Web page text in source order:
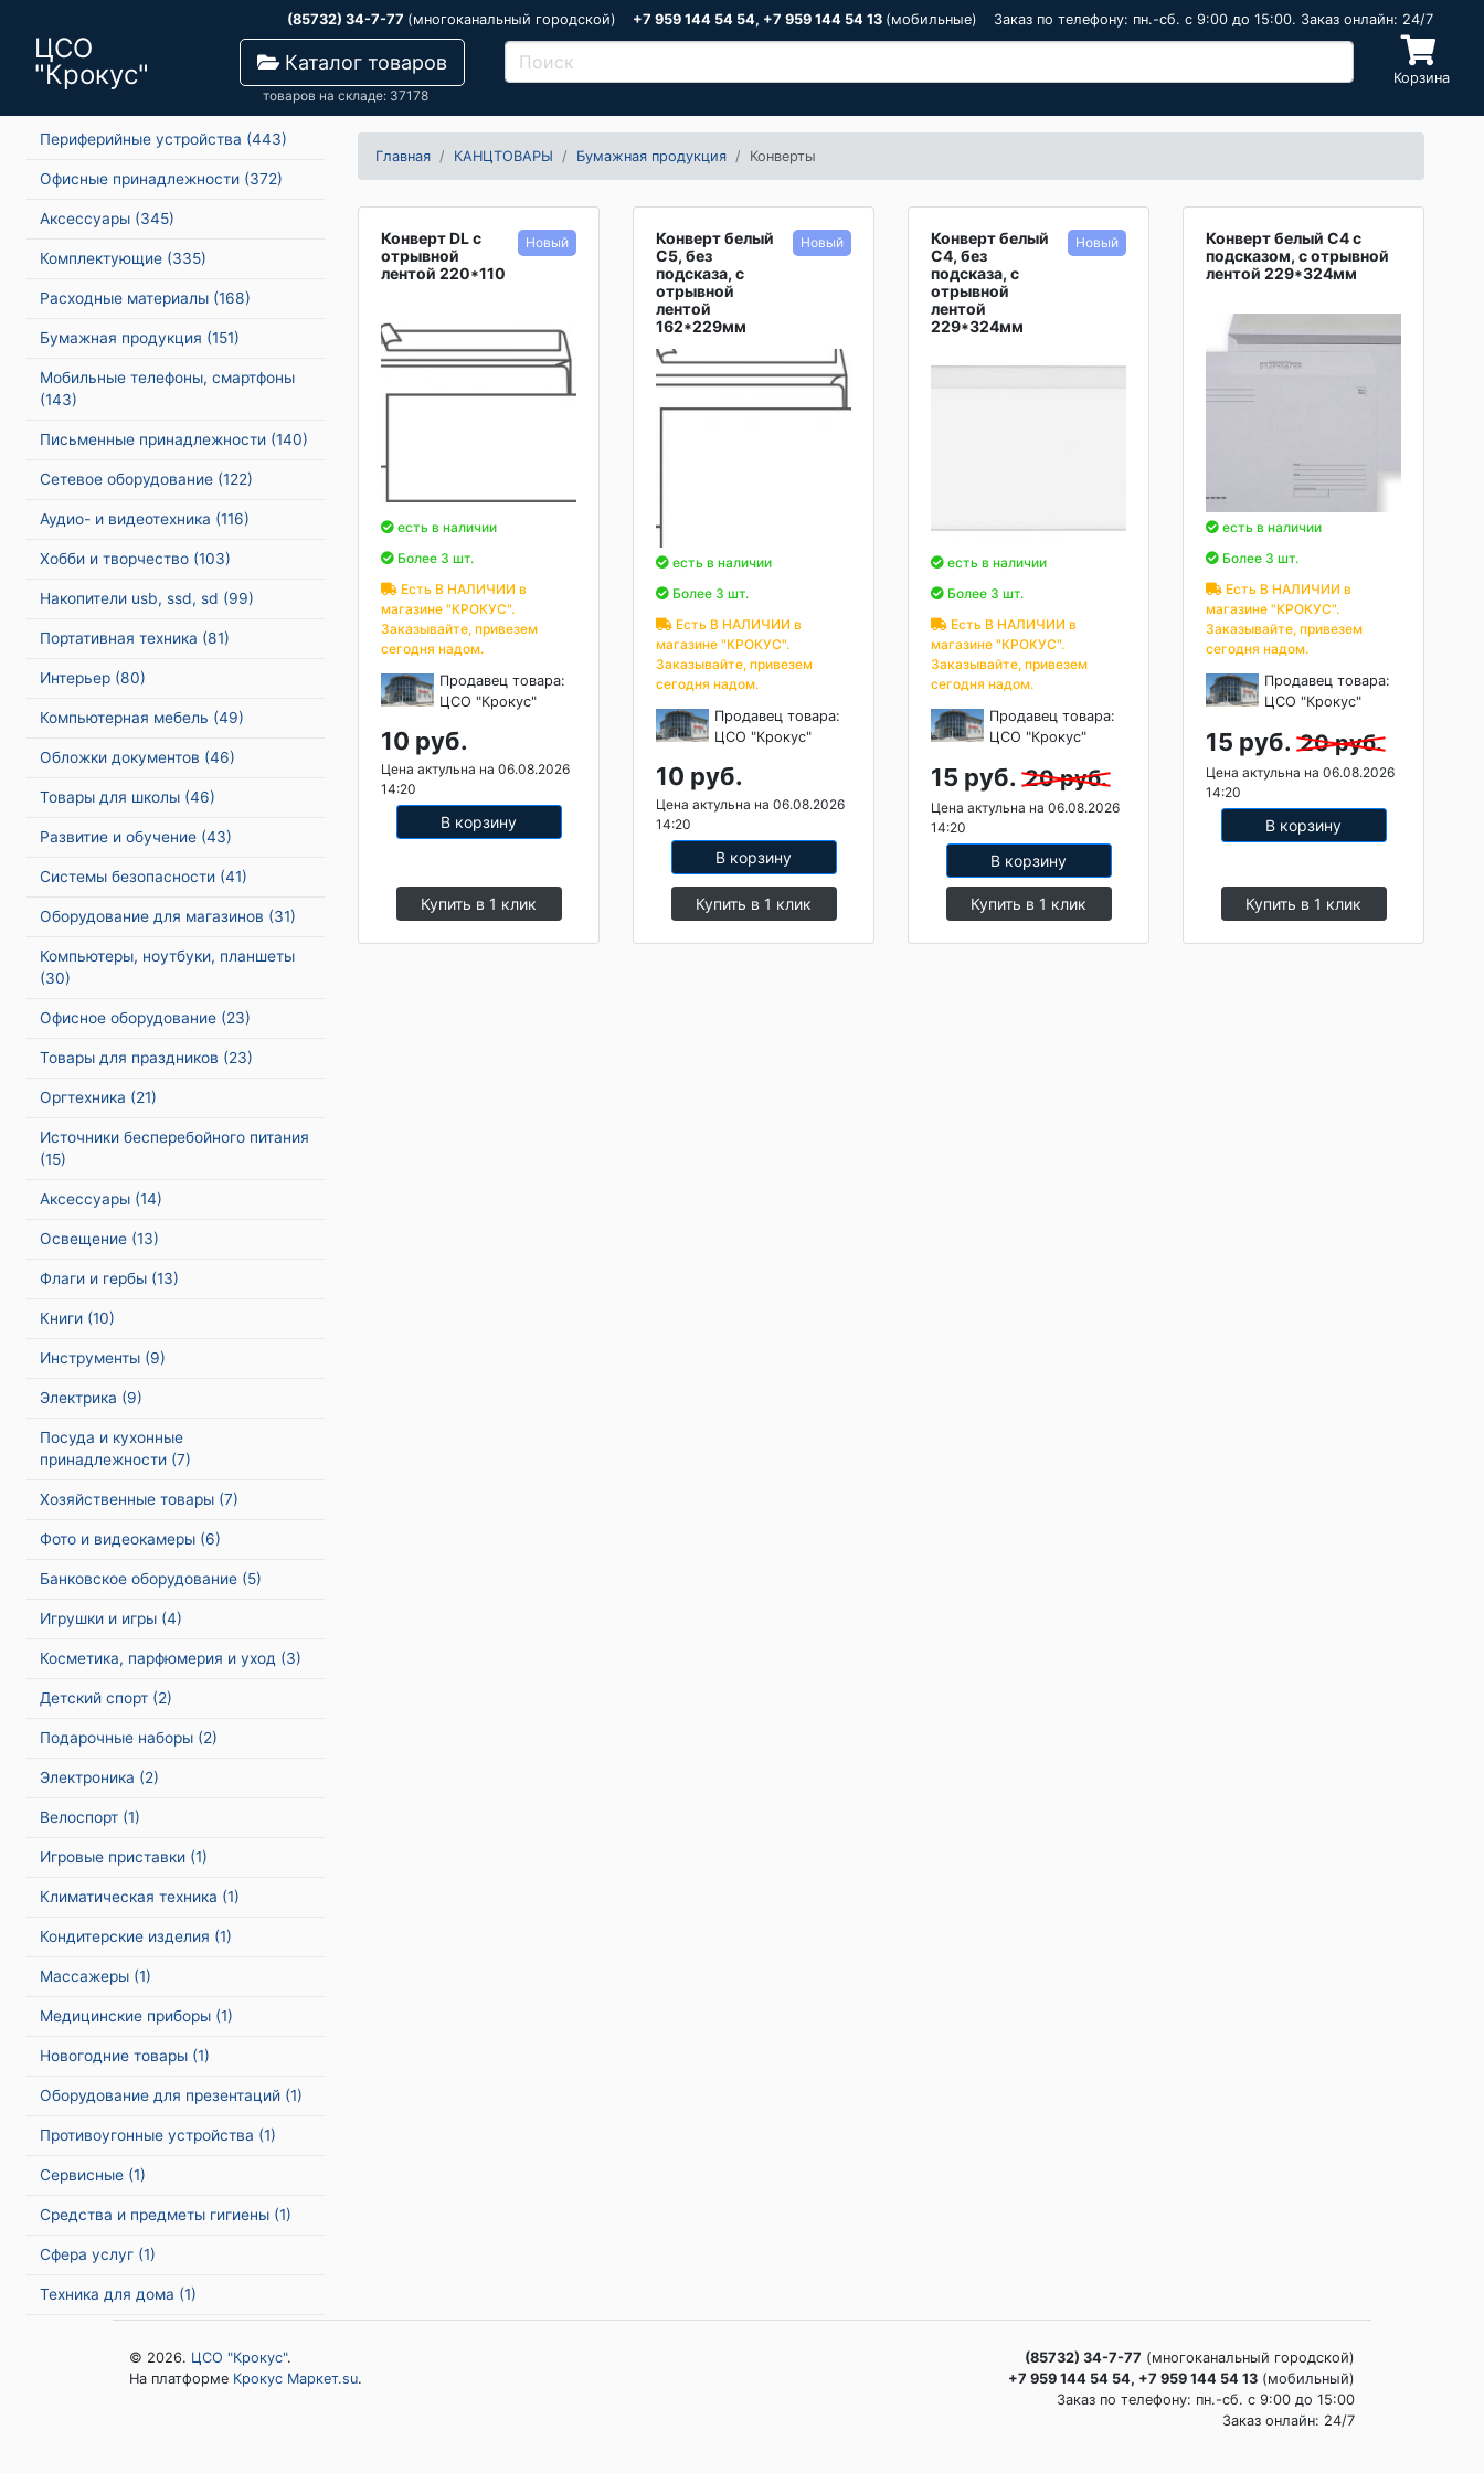
(85732) 34-7-77 (многоканальный городской) +7 959 144 54 54, +7 959 144 54 13 (мобильные) Заказ по телефону: пн.-сб. c 9:00 до 15:00. Заказ онлайн: 24/7
ЦСО
"Крокус"
Каталог товаров
товаров на складе: 37178
Корзина
Периферийные устройства (443)
Офисные принадлежности (372)
Аксессуары (345)
Комплектующие (335)
Расходные материалы (168)
Бумажная продукция (151)
Мобильные телефоны, смартфоны
(143)
Письменные принадлежности (140)
Сетевое оборудование (122)
Аудио- и видеотехника (116)
Хобби и творчество (103)
Накопители usb, ssd, sd (99)
Портативная техника (81)
Интерьер (80)
Компьютерная мебель (49)
Обложки документов (46)
Товары для школы (46)
Развитие и обучение (43)
Системы безопасности (41)
Оборудование для магазинов (31)
Компьютеры, ноутбуки, планшеты
(30)
Офисное оборудование (23)
Товары для праздников (23)
Оргтехника (21)
Источники бесперебойного питания
(15)
Аксессуары (14)
Освещение (13)
Флаги и гербы (13)
Книги (10)
Инструменты (9)
Электрика (9)
Посуда и кухонные
принадлежности (7)
Хозяйственные товары (7)
Фото и видеокамеры (6)
Банковское оборудование (5)
Игрушки и игры (4)
Косметика, парфюмерия и уход (3)
Детский спорт (2)
Подарочные наборы (2)
Электроника (2)
Велоспорт (1)
Игровые приставки (1)
Климатическая техника (1)
Кондитерские изделия (1)
Массажеры (1)
Медицинские приборы (1)
Новогодние товары (1)
Оборудование для презентаций (1)
Противоугонные устройства (1)
Сервисные (1)
Средства и предметы гигиены (1)
Сфера услуг (1)
Техника для дома (1)
Главная КАНЦТОВАРЫ Бумажная продукция Конверты
Конверт DL с
отрывной
лентой 220*110
есть в наличии
Более 3 шт.
Есть В НАЛИЧИИ в
магазине "КРОКУС".
Заказывайте, привезем
сегодня надом.
Продавец товара:
ЦСО "Крокус"
10 руб.
Цена актульна на 06.08.2026
14:20
В корзину
Купить в 1 клик
Конверт белый
С5, без
подсказа, с
отрывной
лентой
162*229мм
есть в наличии
Более 3 шт.
Есть В НАЛИЧИИ в
магазине "КРОКУС".
Заказывайте, привезем
сегодня надом.
Продавец товара:
ЦСО "Крокус"
10 руб.
Цена актульна на 06.08.2026
14:20
В корзину
Купить в 1 клик
Конверт белый
С4, без
подсказа, с
отрывной
лентой
229*324мм
есть в наличии
Более 3 шт.
Есть В НАЛИЧИИ в
магазине "КРОКУС".
Заказывайте, привезем
сегодня надом.
Продавец товара:
ЦСО "Крокус"
15 руб. 20 руб.
Цена актульна на 06.08.2026
14:20
В корзину
Купить в 1 клик
Конверт белый С4 с
подсказом, с отрывной
лентой 229*324мм
есть в наличии
Более 3 шт.
Есть В НАЛИЧИИ в
магазине "КРОКУС".
Заказывайте, привезем
сегодня надом.
Продавец товара:
ЦСО "Крокус"
15 руб. 20 руб.
Цена актульна на 06.08.2026
14:20
В корзину
Купить в 1 клик
© 2026. ЦСО "Крокус".
На платформе Крокус Маркет.su.
(85732) 34-7-77 (многоканальный городской)
+7 959 144 54 54, +7 959 144 54 13 (мобильный)
Заказ по телефону: пн.-сб. c 9:00 до 15:00
Заказ онлайн: 24/7